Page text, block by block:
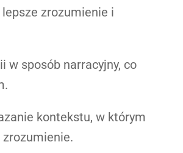
zrozumienie i
w sposób narracyjny, co
kontekstu, w którym
zrozumienie.